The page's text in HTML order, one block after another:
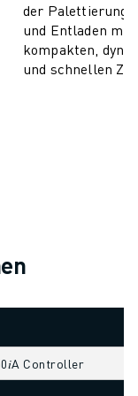
der Palettierung
und Entladen mit
kompakten,
und schnellen
Controller